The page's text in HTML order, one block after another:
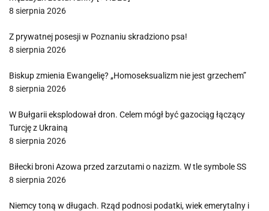
8 sierpnia 2026
Z prywatnej posesji w Poznaniu skradziono psa!
8 sierpnia 2026
Biskup zmienia Ewangelię? „Homoseksualizm nie jest grzechem”
8 sierpnia 2026
W Bułgarii eksplodował dron. Celem mógł być gazociąg łączący
Turcję z Ukrainą
8 sierpnia 2026
Biłecki broni Azowa przed zarzutami o nazizm. W tle symbole SS
8 sierpnia 2026
Niemcy toną w długach. Rząd podnosi podatki, wiek emerytalny i